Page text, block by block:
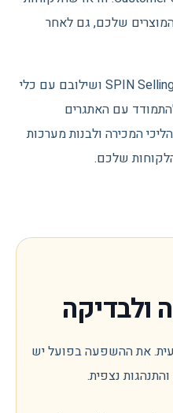
שלכם, גם לאחר
באמצעות יישום של עקרונות ה-SPIN Selling ושילובם עם כלי
עם האתגרים
המכירה ולבנות מערכות
שלכם.
ולבדיקה
את ההשפעה בפועל יש
נצפית.